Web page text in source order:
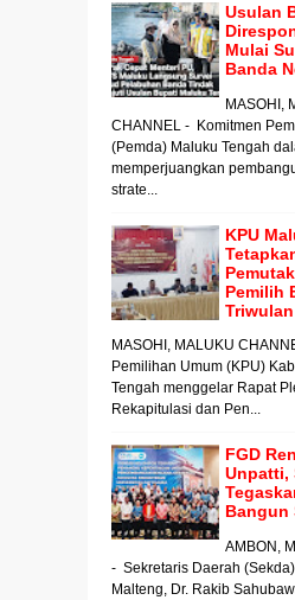
Usulan
Mulai
Banda
MASOHI,
CHANNEL - Komitmen
(Pemda) Maluku Tengah
memperjuangkan
strate...
KPU
Pemilih
MASOHI, MALUKU
Pemilihan Umum (KPU)
Tengah menggelar Rapat
Rekapitulasi dan Pen...
FGD
Unpatti,
Bangun
AMBON,
- Sekretaris Daerah
Malteng, Dr. Rakib